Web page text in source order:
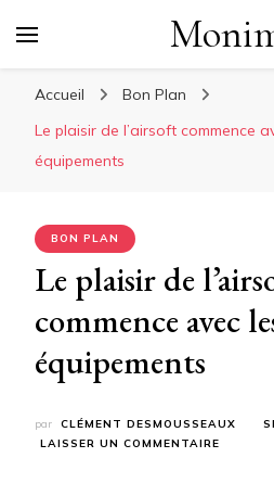
Accueil
Bon Plan
Le plaisir de l’airsoft commence
équipements
BON PLAN
Le plaisir de
commence avec
équipements
par CLÉMENT DESMOUSSEAUX
LAISSER UN COMMENTAIRE